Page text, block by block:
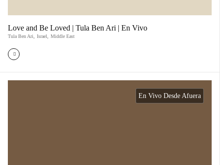
Love and Be Loved | Tula Ben Ari | En Vivo
Tula Ben Ari Israel Middle East
En Vivo Desde Afuera